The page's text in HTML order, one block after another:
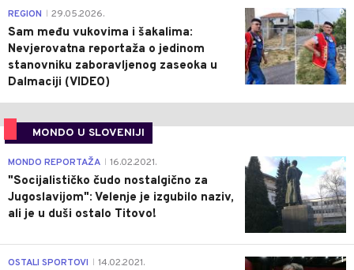
0
REGION 29.05.2026.
Sam među vukovima i šakalima:
Nevjerovatna reportaža o jedinom
stanovniku zaboravljenog zaseoka u
Dalmaciji (VIDEO)
MONDO U SLOVENIJI
4
MONDO REPORTAŽA 16.02.2021.
"Socijalističko čudo nostalgično za
Jugoslavijom": Velenje je izgubilo naziv,
ali je u duši ostalo Titovo!
1
OSTALI SPORTOVI 14.02.2021.